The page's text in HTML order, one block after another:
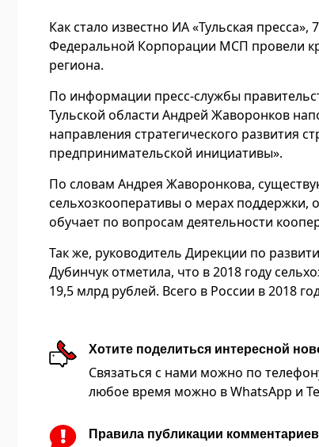
Как стало известно ИА «Тульская
Федеральной Корпорации МСП провели
региона.
По информации пресс-службы
Тульской области Андрей Жаворонков
направления стратегического развития
предпринимательской инициативы».
По словам Андрея Жаворонкова,
сельхозкооперативы о мерах поддержки,
обучает по вопросам деятельности
Так же, руководитель Дирекции по
Дубинчук отметила, что в 2018 году
19,5 млрд рублей. Всего в России в 2018
Хотите поделиться интересной
Связаться с нами можно по
любое время можно в WhatsApp и
Правила публикации